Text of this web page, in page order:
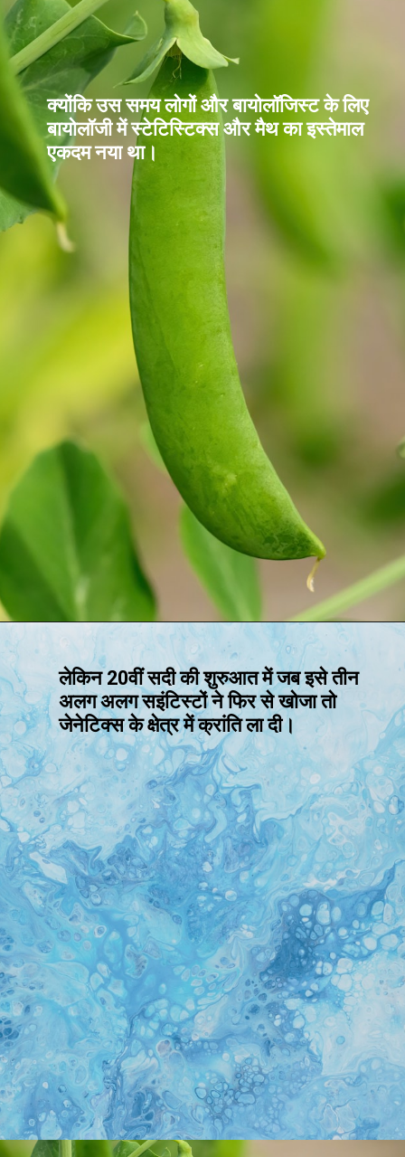
क्योंकि उस समय लोगों और बायोलॉजिस्ट के लिए
बायोलॉजी में स्टेटिस्टिक्स और मैथ का इस्तेमाल
एकदम नया था।
लेकिन 20वीं सदी की शुरुआत में जब इसे तीन
अलग अलग सइंटिस्टों ने फिर से खोजा तो
जेनेटिक्स के क्षेत्र में क्रांति ला दी।